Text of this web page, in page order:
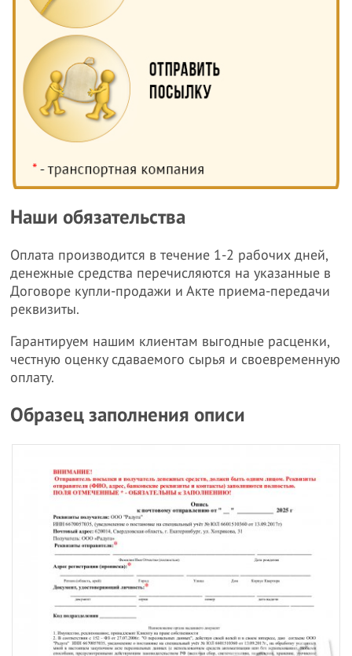
Наши обязательства
Оплата производится в течение 1-2 рабочих дней,
денежные средства перечисляются на указанные в
Договоре купли-продажи и Акте приема-передачи
реквизиты.
Гарантируем нашим клиентам выгодные расценки,
честную оценку сдаваемого сырья и своевременную
оплату.
Образец заполнения описи